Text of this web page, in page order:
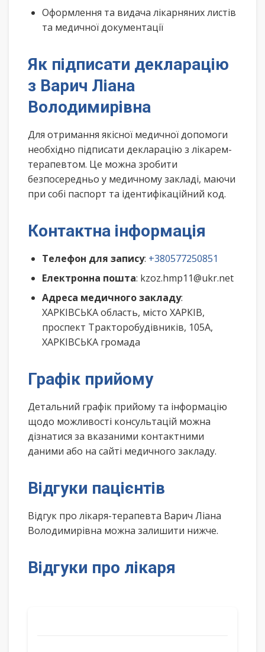
Оформлення та видача лікарняних листів
та медичної документації
Як підписати декларацію
з Варич Ліана
Володимирівна
Для отримання якісної медичної допомоги
необхідно підписати декларацію з лікарем-
терапевтом. Це можна зробити
безпосередньо у медичному закладі, маючи
при собі паспорт та ідентифікаційний код.
Контактна інформація
Телефон для запису: +380577250851
Електронна пошта: kzoz.hmp11@ukr.net
Адреса медичного закладу:
ХАРКІВСЬКА область, місто ХАРКІВ,
проспект Тракторобудівників, 105А,
ХАРКІВСЬКА громада
Графік прийому
Детальний графік прийому та інформацію
щодо можливості консультацій можна
дізнатися за вказаними контактними
даними або на сайті медичного закладу.
Відгуки пацієнтів
Відгук про лікаря-терапевта Варич Ліана
Володимирівна можна залишити нижче.
Відгуки про лікаря